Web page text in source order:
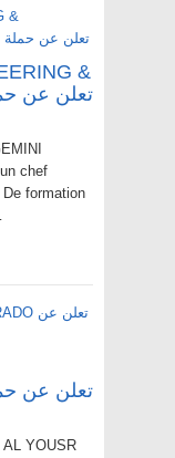
chef
formation
AL YOUSR